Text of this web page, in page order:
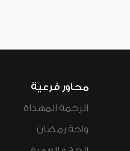
محاور فرعية
الرحمة المهداة
واحة رمضان